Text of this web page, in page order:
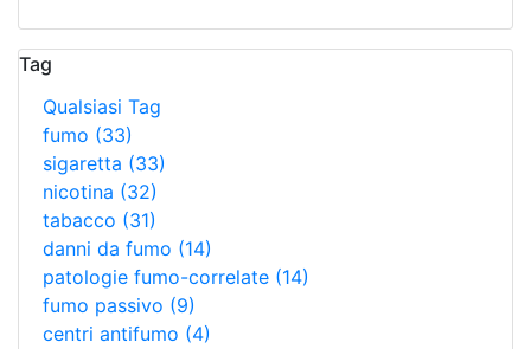
Tag
Qualsiasi Tag
fumo (33)
sigaretta (33)
nicotina (32)
tabacco (31)
danni da fumo (14)
patologie fumo-correlate (14)
fumo passivo (9)
centri antifumo (4)